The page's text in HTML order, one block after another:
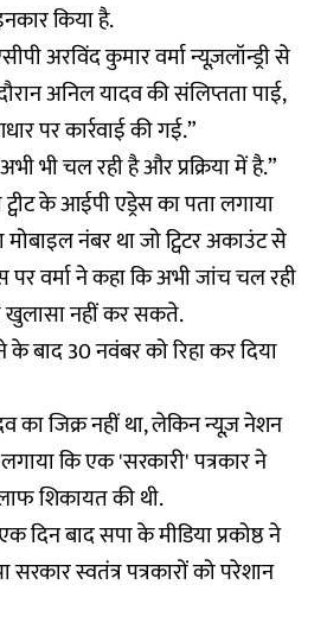
किया है.
अरविंद कुमार वर्मा न्यूज़लॉन्ड्री से
अनिल यादव की संलिप्तता पाई,
पर कार्रवाई की गई.”
भी चल रही है और प्रक्रिया में है.”
के आईपी एड्रेस का पता लगाया
नंबर था जो ट्विटर अकाउंट से
वर्मा ने कहा कि अभी जांच चल रही
नहीं कर सकते.
बाद 30 नवंबर को रिहा कर दिया
का जिक्र नहीं था, लेकिन न्यूज़ नेशन
कि एक 'सरकारी' पत्रकार ने
शिकायत की थी.
दिन बाद सपा के मीडिया प्रकोष्ठ ने
स्वतंत्र पत्रकारों को परेशान